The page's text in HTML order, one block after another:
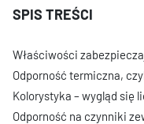
Właściwości
Odporność termiczna,
Kolorystyka – wygląd się
Odporność na czynniki